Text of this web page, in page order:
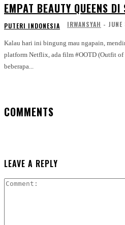
EMPAT BEAUTY QUEENS
PUTERI INDONESIA IRWANSYAH -
Kalau hari ini bingung mau ngapain,
platform Netflix, ada film #OOTD (Outfit
beberapa...
COMMENTS
LEAVE A REPLY